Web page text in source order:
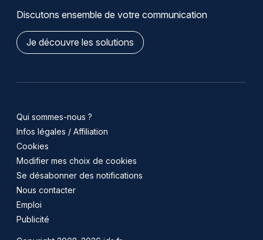
Discutons ensemble de votre communication
Je découvre les solutions
Qui sommes-nous ?
Infos légales / Affiliation
Cookies
Modifier mes choix de cookies
Se désabonner des notifications
Nous contacter
Emploi
Publicité